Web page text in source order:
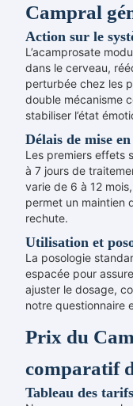
Campral
Action sur le
L’acamprosate
dans le cerveau,
perturbée chez les
double mécanisme
stabiliser l’état
Délais de mise
Les premiers effets
à 7 jours de
varie de 6 à 12
permet un maintien
rechute.
Utilisation et
La posologie
espacée pour
ajuster le dosage,
notre questionnaire
Prix du
comparatif
Tableau des